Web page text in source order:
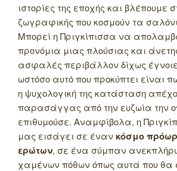
ιστορίες της εποχής και βλέπουμε
ζωγραφικής που κοσμούν τα
Μπορεί η Πριγκίπισσα να
προνόμια μιας πλούσιας και
ασφαλές περιβάλλον δίχως
ωστόσο αυτό που προκύπτει είναι
η ψυχολογική της κατάσταση
παρασάγγας από την ευζωία την
επιθυμούσε. Αναμφίβολα, η
μας εισάγει σε έναν κόσμο
ερώτων, σε ένα σύμπαν
χαμένων πόθων όπως αυτά που θα